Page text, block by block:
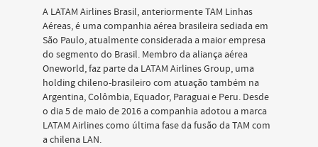
A LATAM Airlines Brasil, anteriormente TAM Linhas
Aéreas, é uma companhia aérea brasileira sediada em
São Paulo, atualmente considerada a maior empresa
do segmento do Brasil. Membro da aliança aérea
Oneworld, faz parte da LATAM Airlines Group, uma
holding chileno-brasileiro com atuação também na
Argentina, Colômbia, Equador, Paraguai e Peru. Desde
o dia 5 de maio de 2016 a companhia adotou a marca
LATAM Airlines como última fase da fusão da TAM com
a chilena LAN.